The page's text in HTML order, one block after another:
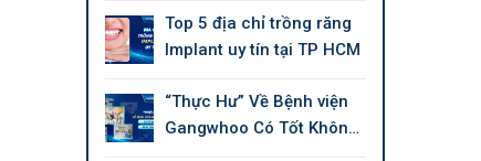
Mỹ Làm Đẹp
Top 5 địa chỉ trồng răng
Implant uy tín tại TP HCM
“Thực Hư” Về Bệnh viện
Gangwhoo Có Tốt Không,